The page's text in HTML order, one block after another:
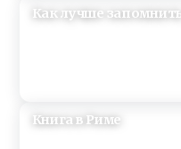
Как лучше
Книга в Риме